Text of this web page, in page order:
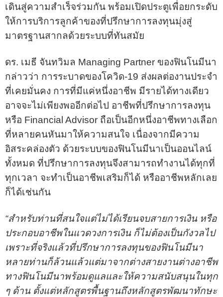
เดินสู่ความสำเร็จร่วมกัน พร้อมเปิดประตูเพื่อยกระดับ
ให้การบริการลูกค้าของที่ปรึกษาการลงทุนมุ่งสู่
มาตรฐานสากลด้วยระบบที่ทันสมัย
ดร. เมธี จันทวิมล Managing Partner ของฟินโนมีนา
กล่าวว่า การระบาดของโควิด-19 ส่งผลต่องานประจำ
ที่เคยมั่นคง การที่มีแค่หนึ่งอาชีพ มีรายได้ทางเดียว
อาจจะไม่เพียงพออีกต่อไป อาชีพที่ปรึกษาการลงทุน
หรือ Financial Advisor ถือเป็นอีกหนึ่งอาชีพทางเลือก
ที่หลายคนหันมาให้ความสนใจ เนื่องจากมีความ
อิสระคล่องตัว ด้วยระบบของฟินโนมีนาเป็นออนไลน์
ทั้งหมด ที่ปรึกษาการลงทุนจึงสามารถทำงานได้ทุกที่
ทุกเวลา จะทำเป็นอาชีพเสริมก็ได้ หรืออาชีพหลักเลย
ก็ได้เช่นกัน
“สำหรับท่านที่สนใจแต่ไม่ได้เรียนจบสายการเงิน หรือ
ประกอบอาชีพในแวดวงการเงิน ก็ไม่ต้องเป็นกังวลไป
เพราะที่จริงแล้วที่ปรึกษาการลงทุนของฟินโนมีนา
หลายท่านก็ล้วนแล้วแต่มาจากต่างสายงานต่างอาชีพ
ทางฟินโนมีนาพร้อมดูแลและให้ความสนับสนุนในทุก
ๆ ด้าน ตั้งแต่หลักสูตรพื้นฐานถึงหลักสูตรพัฒนาทักษะ